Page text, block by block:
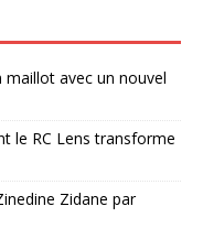
maillot avec un nouvel
le RC Lens transforme
Zidane par